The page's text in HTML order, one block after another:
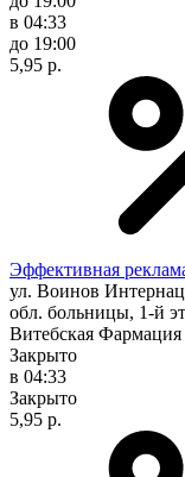
в 04:33
до 19:00
5,95 р.
Эффективная
ул. Воинов
обл. больницы, 1-й
Витебская
Закрыто
в 04:33
Закрыто
5,95 р.